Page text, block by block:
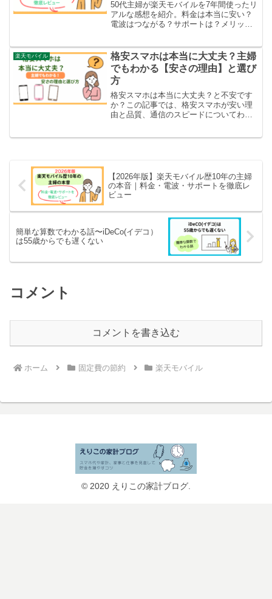
50代主婦が楽天モバイルを7年間使ったリ
アルな感想を紹介。料金は本当に安い？
電波はつながる？サポートは？メリッ
楽天モバイル
格安スマホは本当に大丈夫？主婦
でもわかる【安さの理由】と選び
方
格安スマホは本当に大丈夫？と不安です
か？この記事では、格安スマホが安い理
由と品質、通信のスピードについてわか
【2026年版】楽天モバイル歴10年の主婦
の本音｜料金・電波・サポートを徹底レ
ビュー
簡単な算数でわかる話〜iDeCo(イデコ）
は55歳からでも遅くない
コメント
コメントを書き込む
ホーム 固定費の節約 楽天モバイル
© 2020 えりこの家計ブログ.